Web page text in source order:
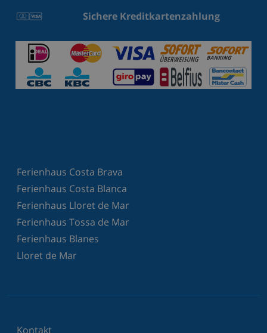
Sichere Kreditkartenzahlung
Ferienhaus Costa Brava
Ferienhaus Costa Blanca
Ferienhaus Lloret de Mar
Ferienhaus Tossa de Mar
Ferienhaus Blanes
Lloret de Mar
Kontakt